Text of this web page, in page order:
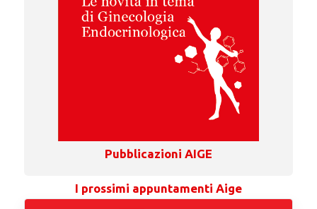
Pubblicazioni AIGE
I prossimi appuntamenti Aige